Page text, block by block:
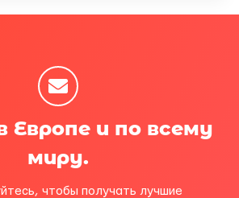
Европе и по всему
миру.
чтобы получать лучшие